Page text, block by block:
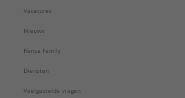
Vacatures
Nieuws
Rensa Family
Diensten
Veelgestelde vragen